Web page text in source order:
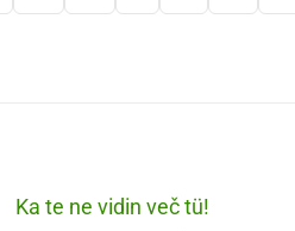
Ka te ne vidin več tü!